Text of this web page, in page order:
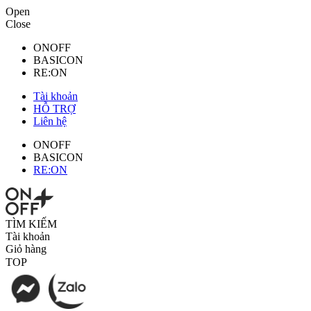
Open
Close
ONOFF
BASICON
RE:ON
Tài khoản
HỖ TRỢ
Liên hệ
ONOFF
BASICON
RE:ON
TÌM KIẾM
Tài khoản
Giỏ hàng
TOP